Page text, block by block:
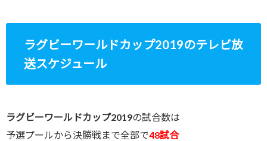
ラグビーワールドカップ2019のテレビ放
送スケジュール
ラグビーワールドカップ2019の試合数は
予選プールから決勝戦まで全部で48試合